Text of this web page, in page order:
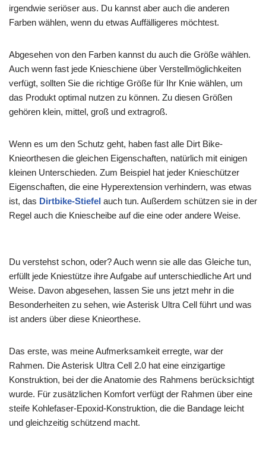
irgendwie seriöser aus. Du kannst aber auch die anderen
Farben wählen, wenn du etwas Auffälligeres möchtest.
Abgesehen von den Farben kannst du auch die Größe wählen.
Auch wenn fast jede Knieschiene über Verstellmöglichkeiten
verfügt, sollten Sie die richtige Größe für Ihr Knie wählen, um
das Produkt optimal nutzen zu können. Zu diesen Größen
gehören klein, mittel, groß und extragroß.
Wenn es um den Schutz geht, haben fast alle Dirt Bike-
Knieorthesen die gleichen Eigenschaften, natürlich mit einigen
kleinen Unterschieden. Zum Beispiel hat jeder Knieschützer
Eigenschaften, die eine Hyperextension verhindern, was etwas
ist, das Dirtbike-Stiefel auch tun. Außerdem schützen sie in der
Regel auch die Kniescheibe auf die eine oder andere Weise.
Du verstehst schon, oder? Auch wenn sie alle das Gleiche tun,
erfüllt jede Kniestütze ihre Aufgabe auf unterschiedliche Art und
Weise. Davon abgesehen, lassen Sie uns jetzt mehr in die
Besonderheiten zu sehen, wie Asterisk Ultra Cell führt und was
ist anders über diese Knieorthese.
Das erste, was meine Aufmerksamkeit erregte, war der
Rahmen. Die Asterisk Ultra Cell 2.0 hat eine einzigartige
Konstruktion, bei der die Anatomie des Rahmens berücksichtigt
wurde. Für zusätzlichen Komfort verfügt der Rahmen über eine
steife Kohlefaser-Epoxid-Konstruktion, die die Bandage leicht
und gleichzeitig schützend macht.